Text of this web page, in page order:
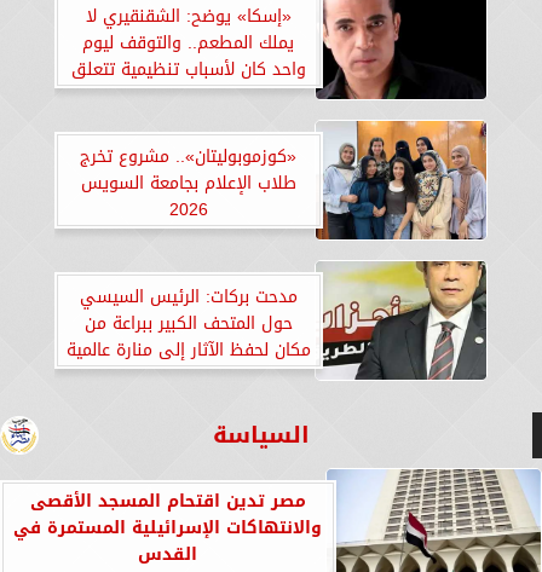
«إسكا» يوضح: الشقنقيري لا
يملك المطعم.. والتوقف ليوم
واحد كان لأسباب تنظيمية تتعلق
بالمتحف الكبير
«كوزموبوليتان».. مشروع تخرج
طلاب الإعلام بجامعة السويس
2026
مدحت بركات: الرئيس السيسي
حول المتحف الكبير ببراعة من
مكان لحفظ الآثار إلى منارة عالمية
للتعاون
السياسة
مصر تدين اقتحام المسجد الأقصى
والانتهاكات الإسرائيلية المستمرة في
القدس